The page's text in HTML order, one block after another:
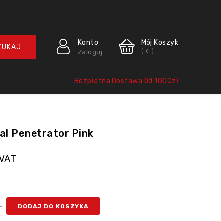
Konto
Zaloguj
Mój Koszyk
( 0 )
Bezpłatna Dostawa Od 1000zł
Penetrator Pink
DODAJ DO KOSZYKA